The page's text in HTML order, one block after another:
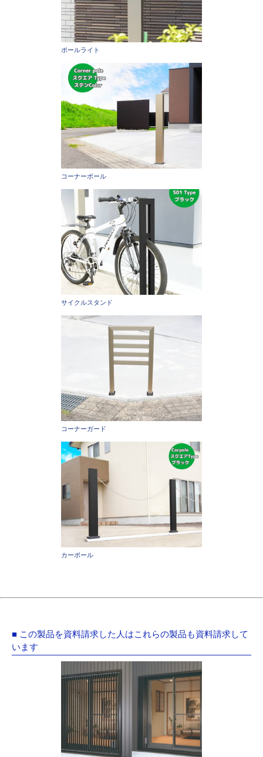
ポールライト
コーナーポール
サイクルスタンド
コーナーガード
カーポール
■ この製品を資料請求した人はこれらの製品も資料請求して
います